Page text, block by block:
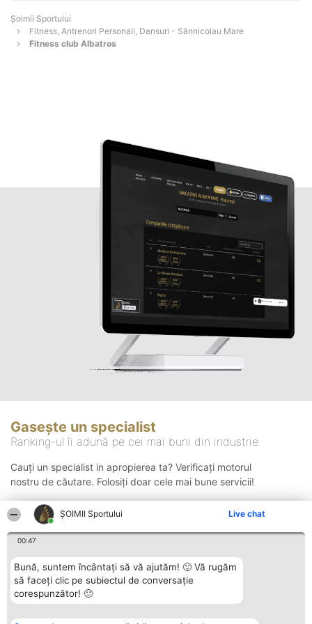
ȘOIMII Sportului Live chat
00:47
Bună, suntem încântați să vă ajutăm! 🙂 Vă rugăm
să faceți clic pe subiectul de conversație
corespunzător! 🙂
Șoimii Sportului
Fitness, Antrenori Personali, Dansuri - Sânnicolau Mare
Fitness club Albatros
Gasește un specialist
Ranking-ul îi adună pe cei mai buni din industrie
Cauți un specialist in apropierea ta? Verificați motorul
nostru de căutare. Folosiți doar cele mai bune servicii!